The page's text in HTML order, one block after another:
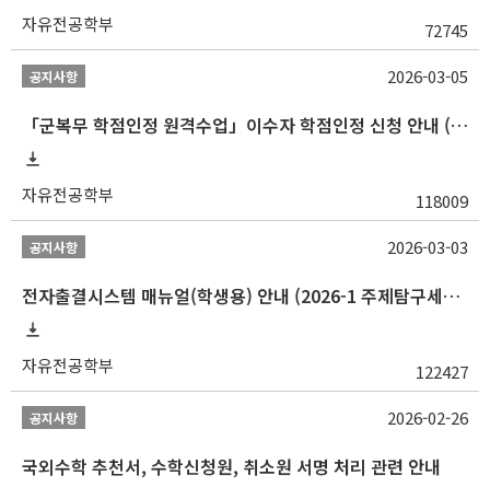
자유전공학부 72745
공지사항
「군복무 학점인정 원격수업」이수자 학점인정 신청 안내 (2025-2 이전 군복무 원격수업 수강자 필독)
자유전공학부 118009
2026-03-05
공지사항
전자출결시스템 매뉴얼(학생용) 안내 (2026-1 주제탐구세미나 1 (001 분반) 등)
자유전공학부 122427
2026-03-03
공지사항
국외수학 추천서, 수학신청원, 취소원 서명 처리 관련 안내
2026-02-26